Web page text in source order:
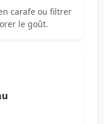
carafe ou filtrer
le goût.